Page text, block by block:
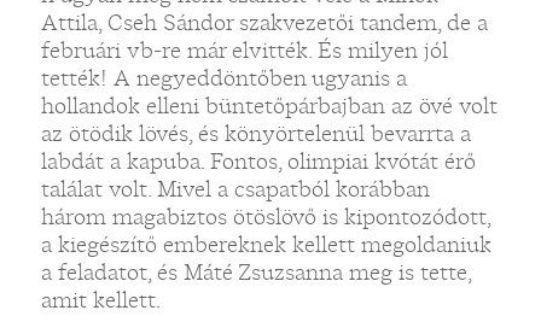
Attila, Cseh Sándor szakvezetői tandem, de a
februári vb-re már elvitték. És milyen jól
tették! A negyeddöntőben ugyanis a
hollandok elleni büntetőpárbajban az övé volt
az ötödik lövés, és könyörtelenül bevarrta a
labdát a kapuba. Fontos, olimpiai kvótát érő
találat volt. Mivel a csapatból korábban
három magabiztos ötöslövő is kipontozódott,
a kiegészítő embereknek kellett megoldaniuk
a feladatot, és Máté Zsuzsanna meg is tette,
amit kellett.